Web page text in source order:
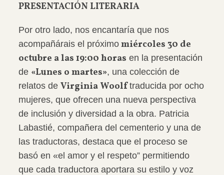
PRESENTACIÓN LITERARIA
Por otro lado, nos encantaría que nos
acompañárais el próximomiércoles 30 de
octubre a las 19:00 horas en la presentación
de «Lunes o martes», una colección de
relatos de Virginia Woolftraducida por ocho
mujeres, que ofrecen una nueva perspectiva
de inclusión y diversidad a la obra. Patricia
Labastié, compañera del cementerio y una de
las traductoras, destaca que el proceso se
basó en «el amor y el respeto” permitiendo
que cada traductora aportara su estilo y voz